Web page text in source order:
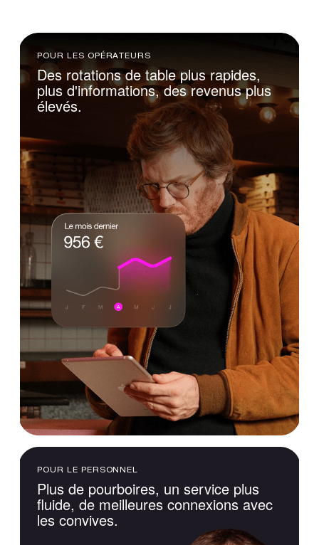
POUR LES OPÉRATEURS
Des rotations de table plus rapides,
plus d'informations, des revenus plus
élevés.
POUR LE PERSONNEL
Plus de pourboires, un service plus
fluide, de meilleures connexions avec
les convives.